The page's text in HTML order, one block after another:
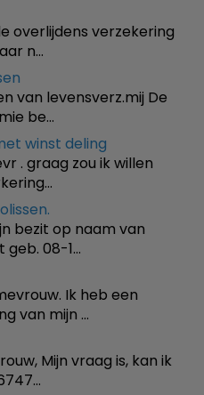
overlijdens verzekering
n…
van levensverz.mij De
be…
winst deling
. graag zou ik willen
bezit op naam van
geb. 08-1…
Ik heb een
van mijn …
Mijn vraag is, kan ik